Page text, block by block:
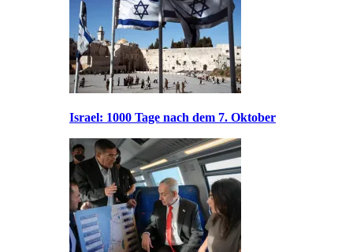
Israel: 1000 Tage nach dem 7. Oktober